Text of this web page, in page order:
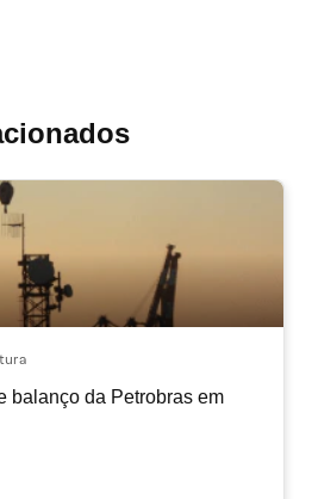
balanço da Petrobras em